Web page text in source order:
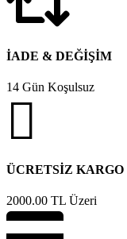
İADE & DEĞİŞİM
14 Gün Koşulsuz
ÜCRETSİZ KARGO
2000.00 TL Üzeri